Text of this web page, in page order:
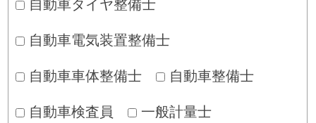
自動車タイヤ整備士
自動車電気装置整備士
自動車車体整備士 自動車整備士
自動車検査員 一般計量士